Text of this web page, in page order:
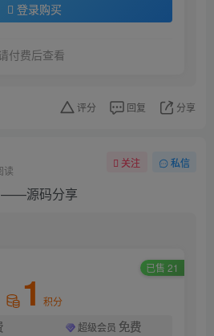
登录购买
付费后查看
评分 回复 分享
读
关注 私信
——源码分享
已售 21
1 积分
超级会员 免费